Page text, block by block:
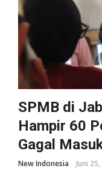
SPMB di
Hampir 60
Gagal
New Indonesia Juni